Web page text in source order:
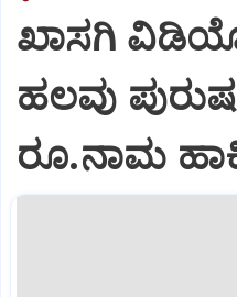
ಖಾಸಗಿ
ಹಲವು
ರೂ.ನಾಮ